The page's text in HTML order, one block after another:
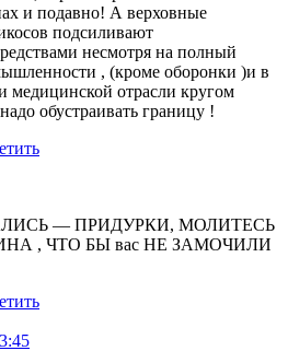
и подавно! А верховные
подсиливают
несмотря на полный
, (кроме оборонки )и в
медицинской отрасли кругом
обустраивать границу !
— ПРИДУРКИ, МОЛИТЕСЬ
, ЧТО БЫ вас НЕ ЗАМОЧИЛИ